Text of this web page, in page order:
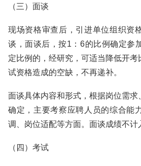
（三）面谈
现场资格审查后，引进单位组织资
谈，面谈后，按1：6的比例确定参
定比例的，经研究，可适当降低开
试资格造成的空缺，不再递补。
面谈具体内容和形式，根据岗位需
确定，主要考察应聘人员的综合能
调、岗位适配等方面。面谈成绩不计
（四）考试